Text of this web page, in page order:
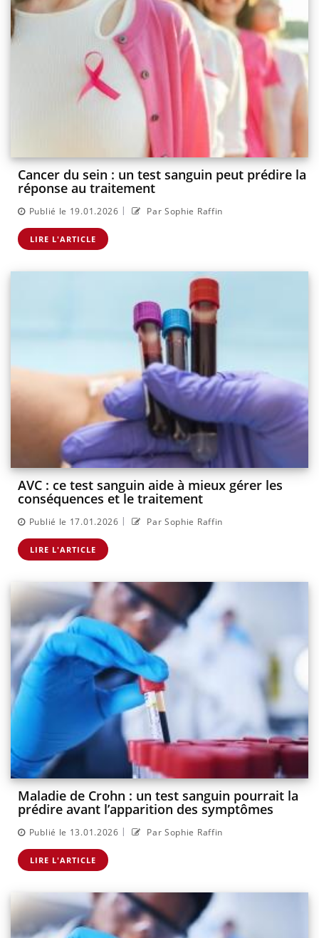
Cancer du sein : un test sanguin peut prédire la
réponse au traitement
Publié le 19.01.2026 | Par Sophie Raffin
LIRE L'ARTICLE
AVC : ce test sanguin aide à mieux gérer les
conséquences et le traitement
Publié le 17.01.2026 | Par Sophie Raffin
LIRE L'ARTICLE
Maladie de Crohn : un test sanguin pourrait la
prédire avant l’apparition des symptômes
Publié le 13.01.2026 | Par Sophie Raffin
LIRE L'ARTICLE